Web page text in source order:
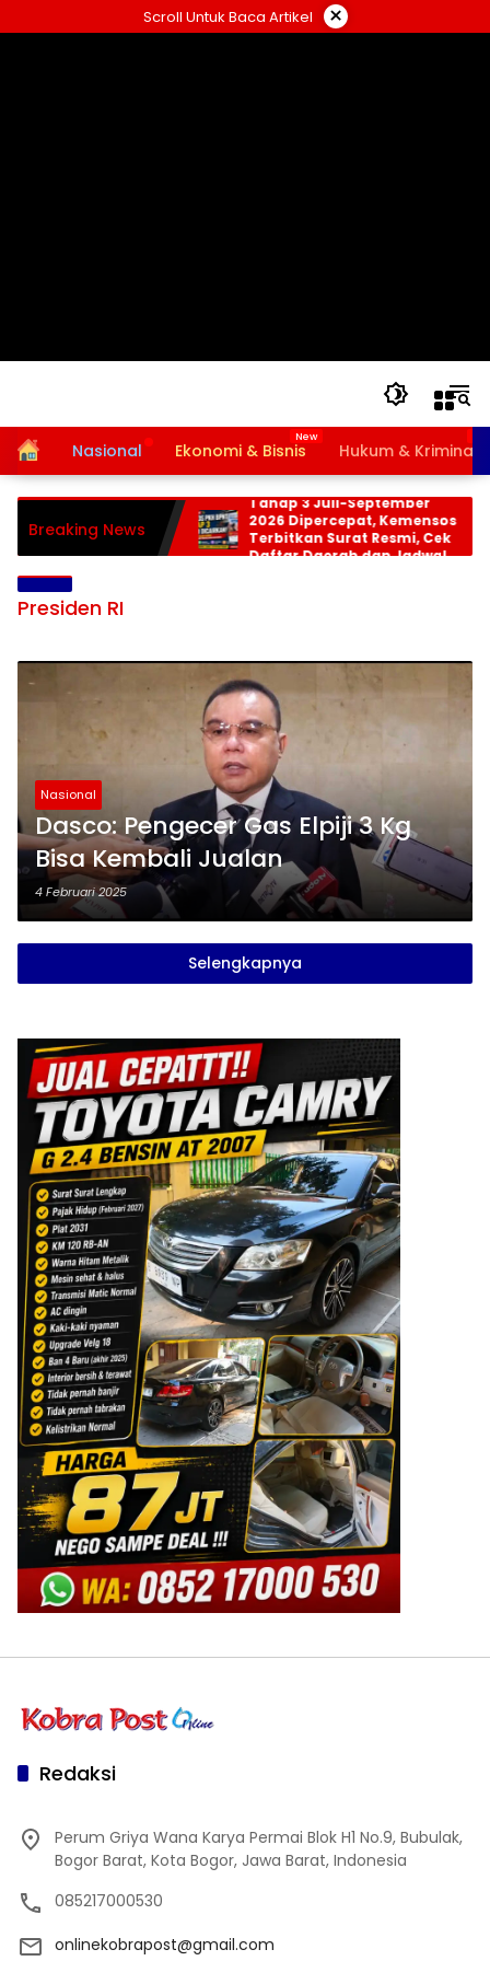
ke
Scroll Untuk Baca Artikel ×
HomeNasional Ekonomi & Bisnis Hukum & Kriminal
Breaking News
Bansos PKH dan BPNT
Tahap 3 Juli-September
2026 Dipercepat, Kemensos
Terbitkan Surat Resmi, Cek
Daftar Daerah dan Jadwal
Presiden RI
Nasional
Dasco: Pengecer Gas Elpiji 3 Kg
Bisa Kembali Jualan
4 Februari 2025
Selengkapnya
Redaksi
Perum Griya Wana Karya Permai Blok H1 No.9, Bubulak,
Bogor Barat, Kota Bogor, Jawa Barat, Indonesia
085217000530
onlinekobrapost@gmail.com